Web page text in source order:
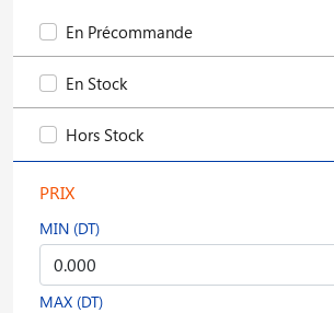
En Précommande
En Stock
Hors Stock
PRIX
MIN (DT)
MAX (DT)